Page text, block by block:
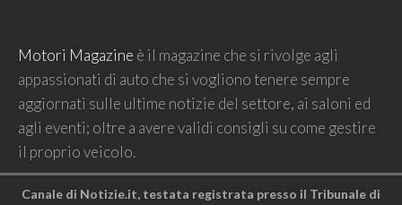
Motori Magazine è il magazine che si rivolge agli
appassionati di auto che si vogliono tenere sempre
aggiornati sulle ultime notizie del settore, ai saloni ed
agli eventi; oltre a avere validi consigli su come gestire
il proprio veicolo.
Canale di Notizie.it, testata registrata presso il Tribunale di